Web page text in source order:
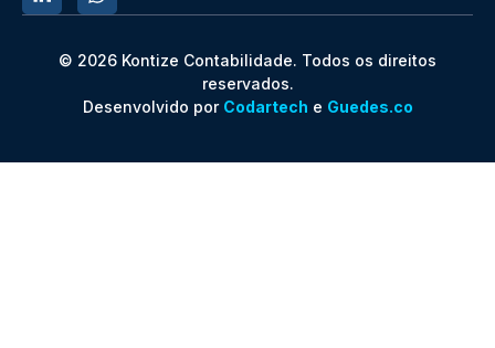
© 2026 Kontize Contabilidade. Todos os direitos
reservados.
Desenvolvido por Codartech e Guedes.co